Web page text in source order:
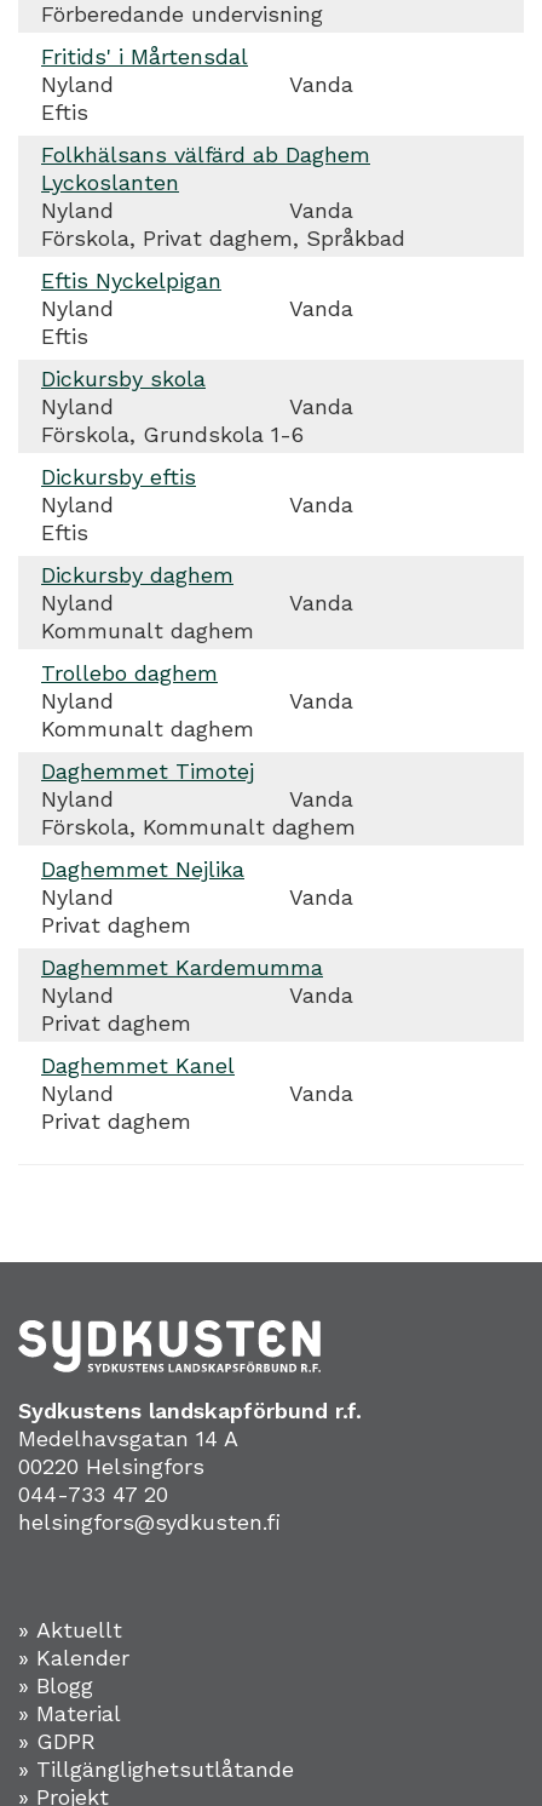
Förberedande undervisning
Fritids' i Mårtensdal
Nyland
Vanda
Eftis
Folkhälsans välfärd ab Daghem
Lyckoslanten
Nyland
Vanda
Förskola, Privat daghem, Språkbad
Eftis Nyckelpigan
Nyland
Vanda
Eftis
Dickursby skola
Nyland
Vanda
Förskola, Grundskola 1-6
Dickursby eftis
Nyland
Vanda
Eftis
Dickursby daghem
Nyland
Vanda
Kommunalt daghem
Trollebo daghem
Nyland
Vanda
Kommunalt daghem
Daghemmet Timotej
Nyland
Vanda
Förskola, Kommunalt daghem
Daghemmet Nejlika
Nyland
Vanda
Privat daghem
Daghemmet Kardemumma
Nyland
Vanda
Privat daghem
Daghemmet Kanel
Nyland
Vanda
Privat daghem
Sydkustens landskapförbund r.f.
Medelhavsgatan 14 A
00220 Helsingfors
044-733 47 20
helsingfors@sydkusten.fi
» Aktuellt
» Kalender
» Blogg
» Material
» GDPR
» Tillgänglighetsutlåtande
» Projekt